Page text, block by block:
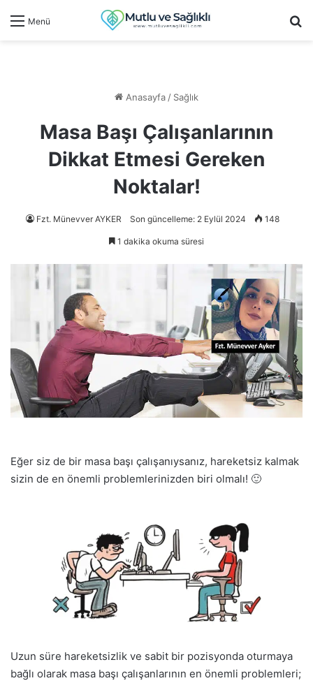
Menü
Anasayfa/ Sağlık
Masa Başı Çalışanlarının
Dikkat Etmesi Gereken
Noktalar!
Fzt. Münevver AYKER Son güncelleme: 2 Eylül 2024 148
1 dakika okuma süresi
Eğer siz de bir masa başı çalışanıysanız, hareketsiz kalmak
sizin de en önemli problemlerinizden biri olmalı! 🙂
Uzun süre hareketsizlik ve sabit bir pozisyonda oturmaya
bağlı olarak masa başı çalışanlarının en önemli problemleri;